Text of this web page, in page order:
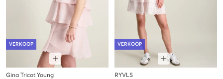
VERKOOP
Gina Tricot Young
VERKOOP
RYVLS